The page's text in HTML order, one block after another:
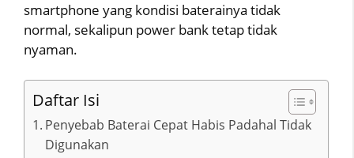
smartphone yang kondisi baterainya tidak
normal, sekalipun power bank tetap tidak
nyaman.
Daftar Isi
Penyebab Baterai Cepat Habis Padahal Tidak
Digunakan